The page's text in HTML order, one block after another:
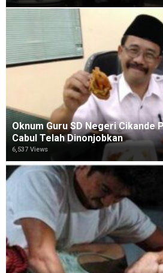
Oknum Guru SD Negeri Cikande
Cabul Telah Dinonjobkan
6,537 Views